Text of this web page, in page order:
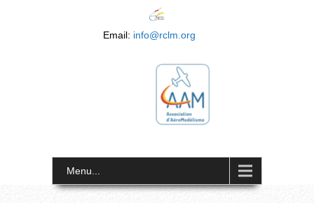
Email: info@rclm.org
Menu...